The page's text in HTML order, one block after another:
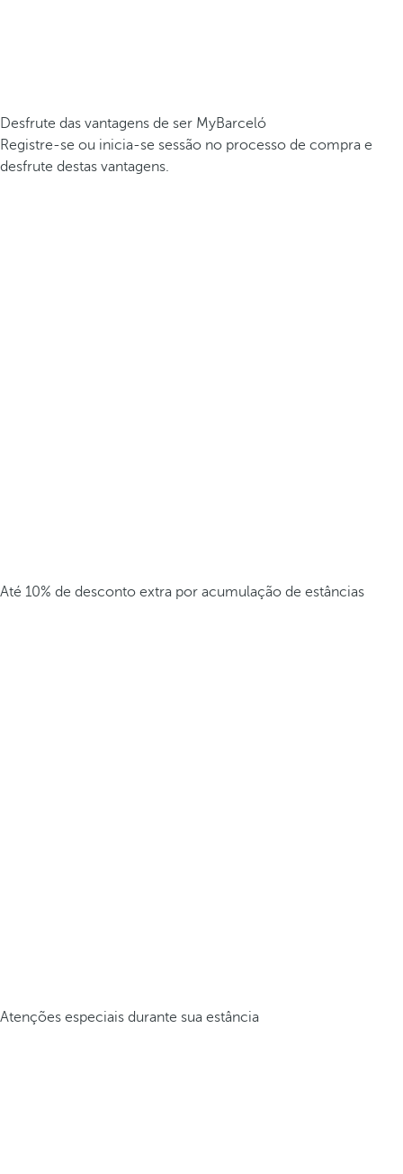
Desfrute das vantagens de ser MyBarceló
Registre-se ou inicia-se sessão no processo de compra e
desfrute destas vantagens.
Até 10% de desconto extra por acumulação de estâncias
Atenções especiais durante sua estância